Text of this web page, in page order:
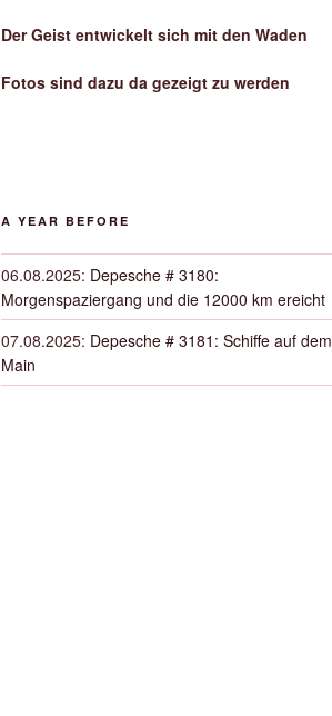
Der Geist entwickelt sich mit den Waden
Fotos sind dazu da gezeigt zu werden
A YEAR BEFORE
06.08.2025: Depesche # 3180:
Morgenspaziergang und die 12000 km ereicht
07.08.2025: Depesche # 3181: Schiffe auf dem
Main